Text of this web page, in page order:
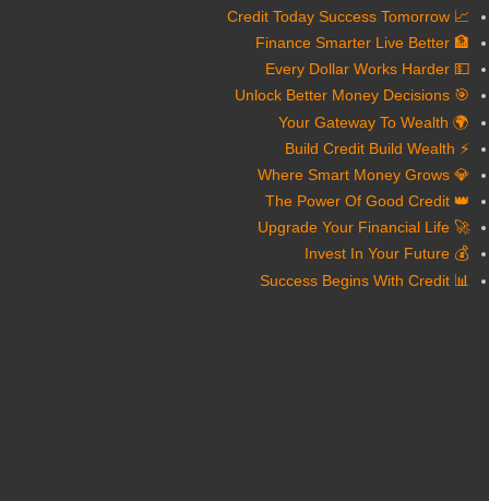
📈 Credit Today Success Tomorrow
🏦 Finance Smarter Live Better
💵 Every Dollar Works Harder
🎯 Unlock Better Money Decisions
🌍 Your Gateway To Wealth
⚡ Build Credit Build Wealth
💎 Where Smart Money Grows
👑 The Power Of Good Credit
🚀 Upgrade Your Financial Life
💰 Invest In Your Future
📊 Success Begins With Credit